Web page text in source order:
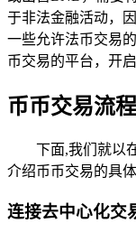
于非法金融活动，
一些允许法币交易
币交易的平台，开
币币交易流
下面,我们就以
介绍币币交易的具体
连接去中心化交